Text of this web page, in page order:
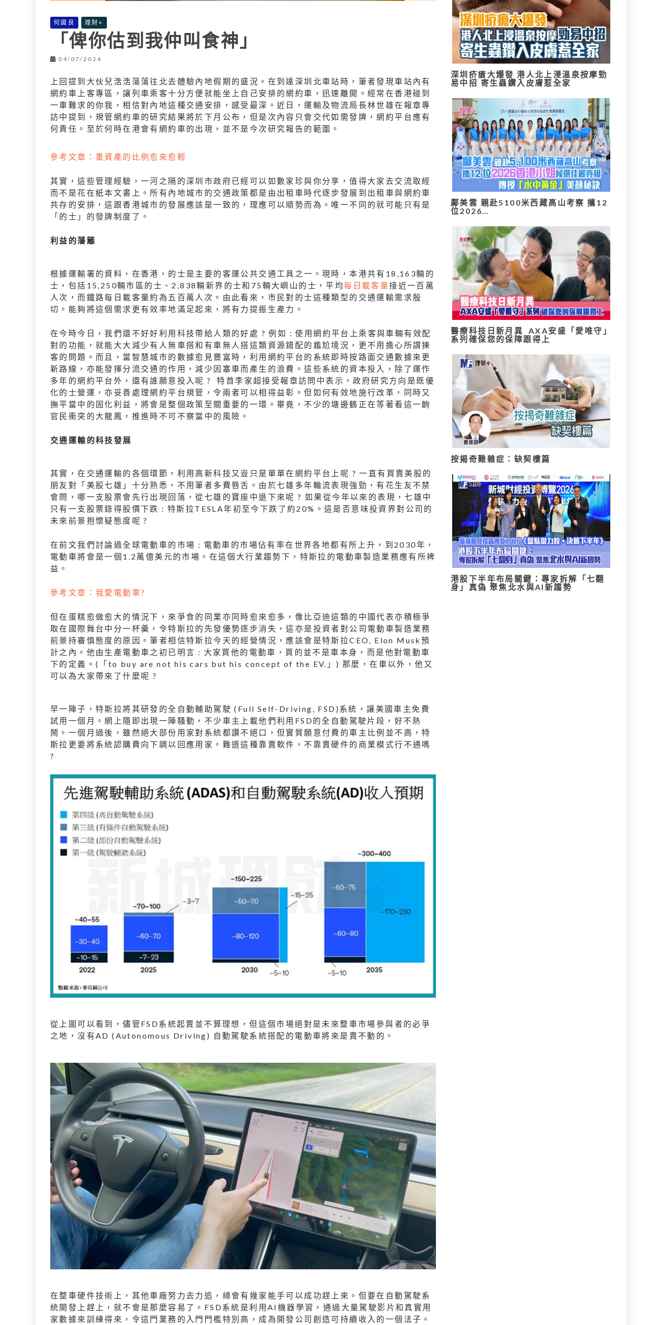
何國良 理財+
「俾你估到我仲叫食神」
04/07/2024
上回提到大伙兒浩浩蕩蕩往北去體驗內地假期的盛況。在到達深圳北車站時，筆者發現車站內有
網約車上客專區，讓列車乘客十分方便就能坐上自己安排的網約車，迅速離開。經常在香港碰到
一車難求的你我，相信對內地這種交通安排，感受最深。近日，運輸及物流局長林世雄在報章專
訪中提到，規管網約車的研究結果將於下月公布，但是次內容只會交代如需發牌，網約平台應有
何責任。至於何時在港會有網約車的出現，並不是今次研究報告的範圍。
參考文章：重資產的比例愈來愈輕
其實，這些管理經驗，一河之隔的深圳市政府已經可以如數家珍與你分享，值得大家去交流取經
而不是花在紙本文書上。所有內地城市的交通政策都是由出租車時代逐步發展到出租車與網約車
共存的安排，這跟香港城市的發展應該是一致的，理應可以順勢而為。唯一不同的就可能只有是
「的士」的發牌制度了。
利益的藩籬
根據運輸署的資料，在香港，的士是主要的客運公共交通工具之一。現時，本港共有18,163輛的
士，包括15,250輛市區的士、2,838輛新界的士和75輛大嶼山的士，平均每日載客量接近一百萬
人次，而鐵路每日載客量約為五百萬人次。由此看來，市民對的士這種類型的交通運輸需求殷
切。能夠將這個需求更有效率地滿足起來，將有力提振生產力。
在今時今日，我們還不好好利用科技帶給人類的好處 ? 例如 : 使用網約平台上乘客與車輛有效配
對的功能，就能大大減少有人無車搭和有車無人搭這類資源錯配的尷尬境況，更不用擔心所謂揀
客的問題。而且，當智慧城市的數據愈見豐富時，利用網約平台的系統即時按路面交通數據來更
新路線，亦能發揮分流交通的作用，減少因塞車而產生的浪費。這些系統的資本投入，除了運作
多年的網約平台外，還有誰願意投入呢 ? 特首李家超接受報章訪問中表示，政府研究方向是既優
化的士營運，亦妥善處理網約平台規管，令兩者可以相得益彰。但如何有效地施行改革，同時又
撫平當中的固化利益，將會是整個政策至關重要的一環。畢竟，不少的塘邊鶴正在等著看這一齣
官民衝突的大龍鳳，推進時不可不察當中的風險。
交通運輸的科技發展
其實，在交通運輸的各個環節，利用高新科技又豈只是單單在網約平台上呢 ? 一直有買賣美股的
朋友對「美股七雄」十分熟悉，不用筆者多費唇舌。由於七雄多年輪流表現強勁，有花生友不禁
會問，哪一支股票會先行出現回落，從七雄的寶座中退下來呢 ? 如果從今年以來的表現，七雄中
只有一支股票錄得股價下跌 : 特斯拉TESLA年初至今下跌了約20%。這是否意味投資界對公司的
未來前景抱懷疑態度呢 ?
在前文我們討論過全球電動車的市場 : 電動車的市場佔有率在世界各地都有所上升，到2030年，
電動車將會是一個1.2萬億美元的市場。在這個大行業趨勢下，特斯拉的電動車製造業務應有所裨
益。
參考文章：我愛電動車?
但在蛋糕愈做愈大的情況下，來爭食的同業亦同時愈來愈多，像比亞迪這類的中國代表亦積極爭
取在國際舞台中分一杯羹，令特斯拉的先發優勢逐步消失，這亦是投資者對公司電動車製造業務
前景持審慎態度的原因。筆者相信特斯拉今天的經營情況，應該會是特斯拉CEO, Elon Musk預
計之內。他由生產電動車之初已明言 : 大家買他的電動車，買的並不是車本身，而是他對電動車
下的定義。(「to buy are not his cars but his concept of the EV.」) 那麼，在車以外，他又
可以為大家帶來了什麼呢 ?
早一陣子，特斯拉將其研發的全自動輔助駕駛 (Full Self-Driving, FSD)系統，讓美國車主免費
試用一個月。網上隨即出現一陣騷動，不少車主上載他們利用FSD的全自動駕駛片段，好不熱
鬧。一個月過後，雖然絕大部份用家對系統都讚不絕口，但實質願意付費的車主比例並不高，特
斯拉更要將系統認購費向下調以回應用家。難道這種靠賣軟件，不靠賣硬件的商業模式行不通嗎
?
從上圖可以看到，儘管FSD系統起賣並不算理想，但這個市場絕對是未來整車市場參與者的必爭
之地，沒有AD (Autonomous Driving) 自動駕駛系統搭配的電動車將來是賣不動的。
在整車硬件技術上，其他車廠努力去力追，總會有幾家能手可以成功趕上來。但要在自動駕駛系
統開發上趕上，就不會是那麼容易了。FSD系統是利用AI機器學習，通過大量駕駛影片和真實用
家數據來訓練得來，令這門業務的入門門檻特別高，成為開發公司創造可持續收入的一個法子。
深圳疥瘡大爆發 港人北上浸溫泉按摩勁
易中招 寄生蟲鑽入皮膚惹全家
鄺美雲 親赴5100米西藏高山考察 攜12
位2026…
醫療科技日新月異 AXA安盛「愛唯守」
系列確保您的保障跟得上
按揭奇難雜症：缺契樓篇
港股下半年布局關鍵：專家拆解「七翻
身」真偽 聚焦北水與AI新趨勢